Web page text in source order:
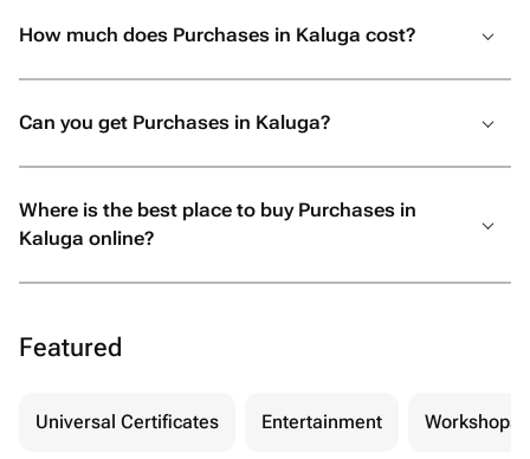
How much does Purchases in Kaluga cost?
Can you get Purchases in Kaluga?
Where is the best place to buy Purchases in
Kaluga online?
Featured
Universal Certificates Entertainment Workshops